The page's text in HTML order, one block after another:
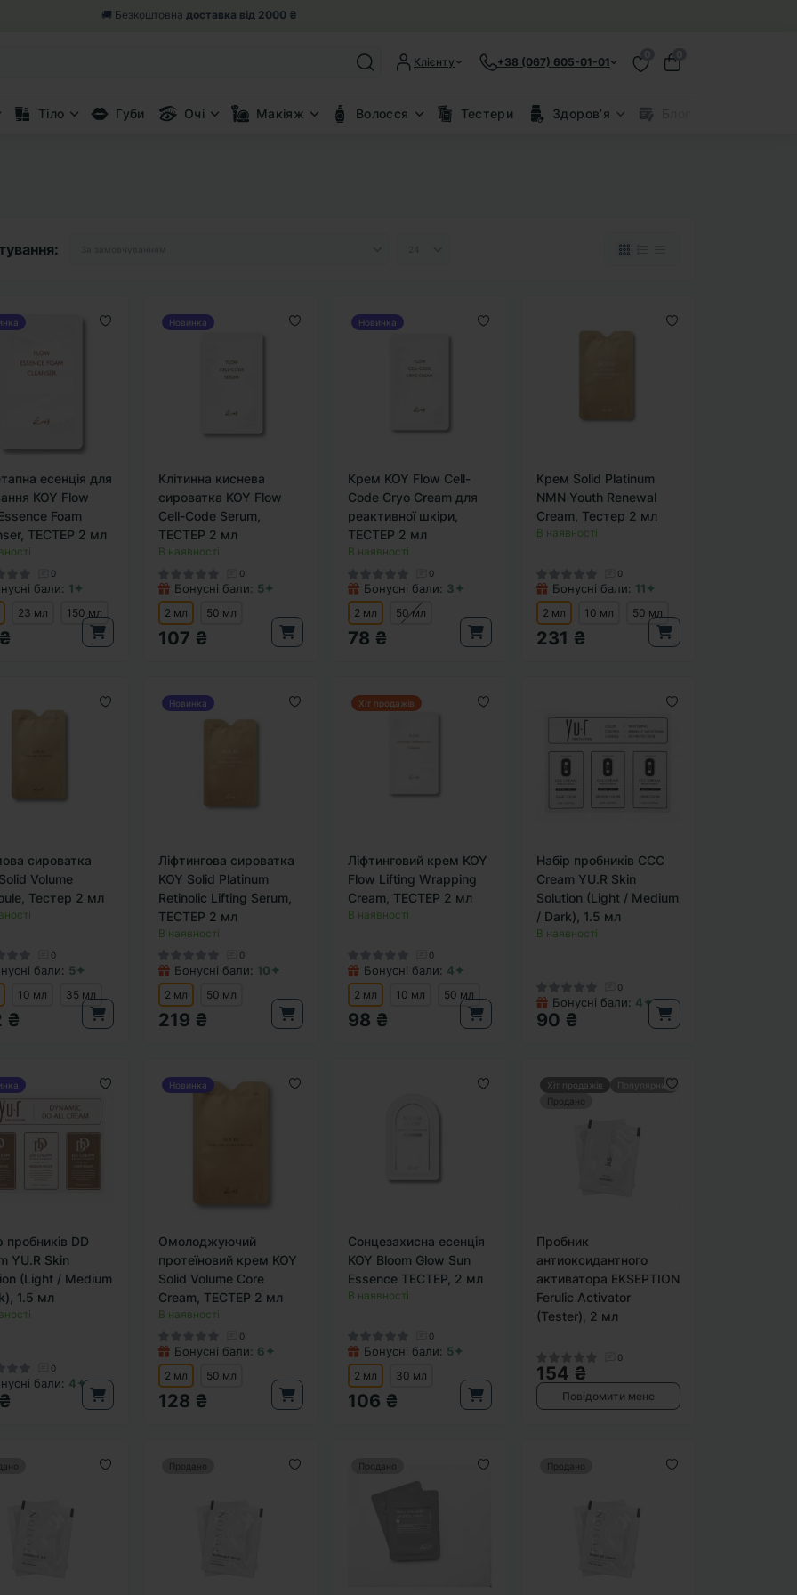
🎁 Вертаємо 5% від замовленнябонусними балами
Клієнту +38 (067) 605-01-01
Тіло Губи Очі Макіяж Волосся Тестери Здоровʼя
есенція для
KOY Flow
Foam
ТЕСТЕР 2 мл
0
бали: 1✦
23 мл 150 мл
Новинка
Клітинна киснева
сироватка KOY Flow
Cell-Code Serum,
ТЕСТЕР 2 мл
В наявності
0
Бонусні бали: 5✦
2 мл
50 мл
107 ₴
Новинка
Крем KOY Flow Cell-
Code Cryo Cream для
реактивної шкіри,
ТЕСТЕР 2 мл
В наявності
0
Бонусні бали: 3✦
2 мл
50 мл
78 ₴
Крем Solid Platinum
NMN Youth Renewal
Cream, Тестер 2 мл
В наявності
0
Бонусні бали: 11✦
2 мл
10 мл 50 мл
231 ₴
сироватка
Volume
Тестер 2 мл
0
бали: 5✦
10 мл 35 мл
₴
Новинка
Ліфтингова сироватка
KOY Solid Platinum
Retinolic Lifting Serum,
ТЕСТЕР 2 мл
В наявності
0
Бонусні бали: 10✦
2 мл
50 мл
219 ₴
Хіт продажів
Ліфтинговий крем KOY
Flow Lifting Wrapping
Cream, ТЕСТЕР 2 мл
В наявності
0
Бонусні бали: 4✦
2 мл
10 мл 50 мл
98 ₴
Набір пробників CCC
Cream YU.R Skin
Solution (Light / Medium
/ Dark), 1.5 мл
В наявності
0
Бонусні бали: 4✦
90 ₴
пробників DD
YU.R Skin
(Light / Medium
1.5 мл
0
бали: 4✦
Новинка
Омолоджуючий
протеїновий крем KOY
Solid Volume Core
Cream, ТЕСТЕР 2 мл
В наявності
0
Бонусні бали: 6✦
2 мл
50 мл
128 ₴
Сонцезахисна есенція
KOY Bloom Glow Sun
Essence ТЕСТЕР, 2 мл
В наявності
0
Бонусні бали: 5✦
2 мл
30 мл
106 ₴
Хіт продажів
Популярний
Продано
Пробник
антиоксидантного
активатора EKSEPTION
Ferulic Activator
(Tester), 2 мл
0
154 ₴
Повідомити мене
Продано Продано Продано